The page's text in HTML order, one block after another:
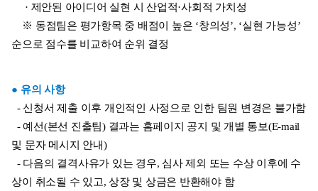
· 제안된 아이디어 실현 시 산업적·사회적 가치성
※ 동점팀은 평가항목 중 배점이 높은 ‘창의성’, ‘실현 가능성’
순으로 점수를 비교하여 순위 결정
● 유의 사항
- 신청서 제출 이후 개인적인 사정으로 인한 팀원 변경은 불가함
- 예선(본선 진출팀) 결과는 홈페이지 공지 및 개별 통보(E-mail
및 문자 메시지 안내)
- 다음의 결격사유가 있는 경우, 심사 제외 또는 수상 이후에 수
상이 취소될 수 있고, 상장 및 상금은 반환해야 함